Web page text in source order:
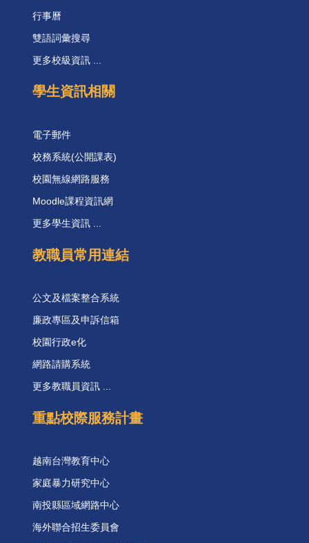
行事曆
雙語詞彙搜尋
更多校級資訊 ...
學生資訊相關
電子郵件
校務系統(公開課表)
校園無線網路服務
Moodle課程資訊網
更多學生資訊 ...
教職員常用連結
公文及檔案整合系統
廉政專區及申訴信箱
校園行政e化
網路請購系統
更多教職員資訊 ...
重點校際服務計畫
越南台灣教育中心
家庭暴力研究中心
南投縣區域網路中心
海外聯合招生委員會